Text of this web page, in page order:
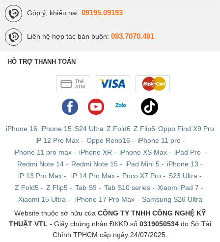
Góp ý, khiếu nại: 09195.09193
Liên hệ hợp tác bán buôn: 093.7070.491
HỖ TRỢ THANH TOÁN
iPhone 16 iPhone 15 S24 Ultra Z Fold6 Z Flip6 Oppo Find X9 Pro
iP 12 Pro Max- Oppo Reno16 - iPhone 11 pro-
iPhone 11 pro max- iPhone XR - iPhone XS Max- iPad Pro -
Redmi Note 14 - Redmi Note 15 - iPad Mini 5 - iPhone 13 -
iP 13 Pro Max - iP 14 Pro Max - Poco X7 Pro - S23 Ultra -
Z Fold5 - Z Flip5 - Tab S9 - Tab S10 series - Xiaomi Pad 7 -
Xiaomi 15 Ultra - iPhone 17 Pro Max- Samsung S26 Ultra
Website thuộc sở hữu của CÔNG TY TNHH CÔNG NGHỆ KỸ
THUẬT VTL - Giấy chứng nhận ĐKKD số 0319050534 do Sở Tài
Chính TPHCM cấp ngày 24/07/2025.